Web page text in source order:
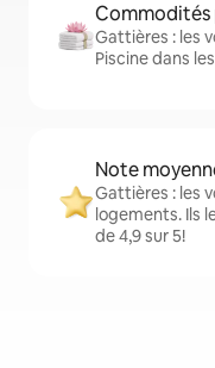
Commodités
Gattières : les
Piscine dans
Note
Gattières : les
logements. Ils
de 4,9 sur 5!